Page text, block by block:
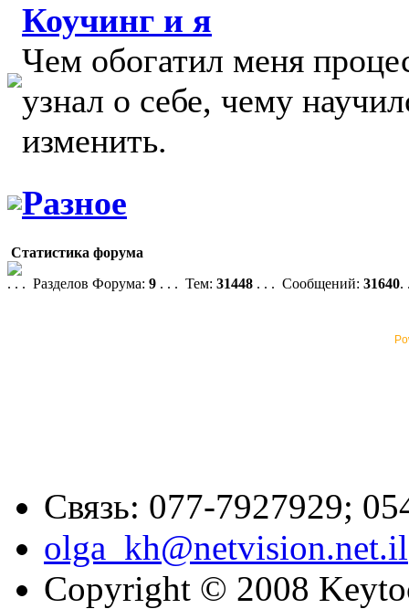
Коучинг и я
Чем обогатил меня
узнал о себе, чему
изменить.
Разное
Статистика форума
. . . Разделов Форума: 9 . . . Тем: 31448 . . . Сообщений: 31640.
Связь: 077-7927929;
olga_kh@netvision.net.il
Copyright © 2008